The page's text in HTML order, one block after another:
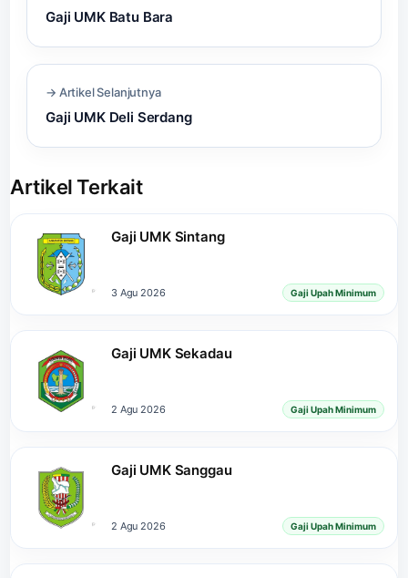
Gaji UMK Batu Bara
→ Artikel Selanjutnya
Gaji UMK Deli Serdang
Artikel Terkait
Gaji UMK Sintang
3 Agu 2026 Gaji Upah Minimum
Gaji UMK Sekadau
2 Agu 2026 Gaji Upah Minimum
Gaji UMK Sanggau
2 Agu 2026 Gaji Upah Minimum